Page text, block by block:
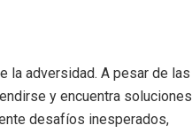
la adversidad. A pesar de las
y encuentra soluciones
desafíos inesperados,